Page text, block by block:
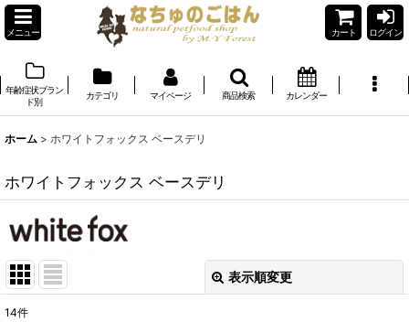
メニュー カート ログイン
年齢症状ブラン
ド別
カテゴリ マイページ 商品検索 カレンダー
ホーム > ホワイトフォックス ベースデリ
ホワイトフォックス ベースデリ
表示順変更
14件